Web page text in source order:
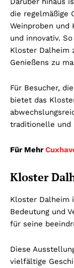
die regelmäßige
Weinproben und
und innovativ.
Kloster Dalheim
Genießens zu
Für Besucher,
bietet das
traditionelle und
Für Mehr
Kloster
Kloster Dalheim
Bedeutung und
für seine
Diese
vielfältige